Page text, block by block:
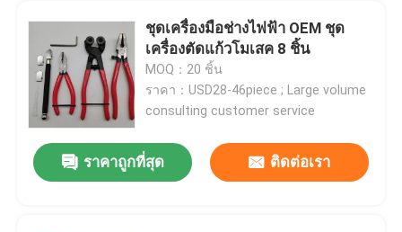
ชุดเครื่องมือช่างไฟฟ้า OEM ชุด
เครื่องตัดแก้วโมเสค 8 ชิ้น
MOQ：20 ชิ้น
ราคา：USD28-46piece ; Large volume
consulting customer service
ราคาถูกที่สุด ติดต่อเรา